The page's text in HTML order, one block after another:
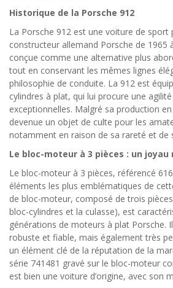
Historique de la Porsche 912
La Porsche 912 est une voiture de sport
constructeur allemand Porsche de 1965
conçue comme une alternative plus
tout en conservant les mêmes lignes
philosophie de conduite. La 912 est
cylindres à plat, qui lui procure une
exceptionnelles. Malgré sa production
devenue un objet de culte pour les
notamment en raison de sa rareté et de
Le bloc-moteur à 3 pièces : un joyau
Le bloc-moteur à 3 pièces, référencé
éléments les plus emblématiques de
de bloc-moteur, composé de trois
bloc-cylindres et la culasse), est
générations de moteurs à plat Porsche.
robuste et fiable, mais également très
un élément clé de la réputation de la
série 741481 gravé sur le bloc-moteur
est bien une voiture d’origine, avec son